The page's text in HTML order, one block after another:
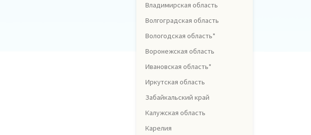
Владимирская область
Волгоградская область
Вологодская область*
Воронежская область
Ивановская область*
Иркутская область
Забайкальский край
Калужская область
Карелия